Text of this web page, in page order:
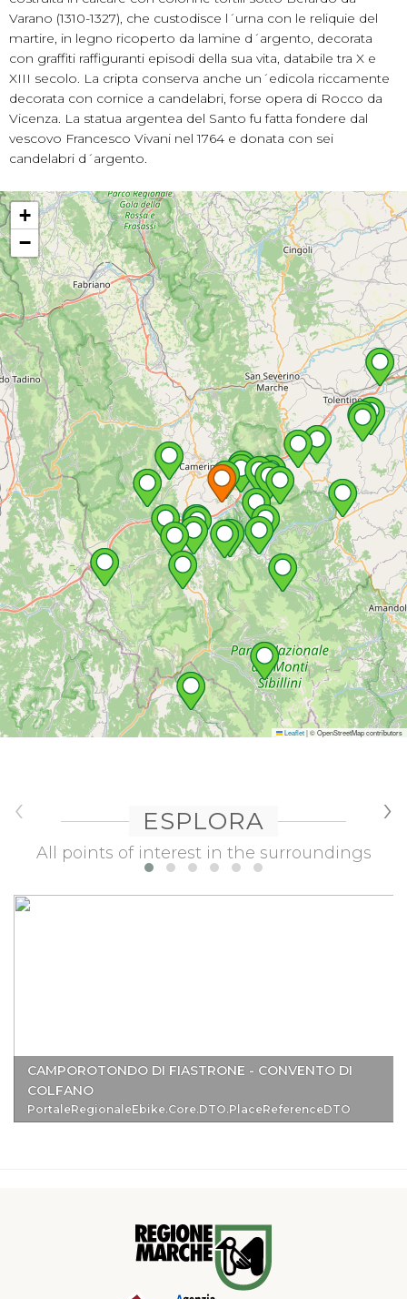
Varano (1310-1327), che custodisce l´urna con le reliquie del
martire, in legno ricoperto da lamine d´argento, decorata
con graffiti raffiguranti episodi della sua vita, databile tra X e
XIII secolo. La cripta conserva anche un´edicola riccamente
decorata con cornice a candelabri, forse opera di Rocco da
Vicenza. La statua argentea del Santo fu fatta fondere dal
vescovo Francesco Vivani nel 1764 e donata con sei
candelabri d´argento.
+
−
Leaflet|© OpenStreetMap contributors
ESPLORA
All points of interest in the surroundings
CAMPOROTONDO DI FIASTRONE - CONVENTO DI
COLFANO
PortaleRegionaleEbike.Core.DTO.PlaceReferenceDTO
‹ ›